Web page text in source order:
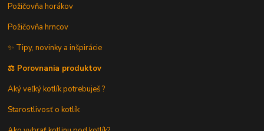
Požičovňa horákov
Požičovňa hrncov
✨ Tipy, novinky a inšpirácie
⚖️ Porovnania produktov
Aký veľký kotlík potrebuješ ?
Starostlivosť o kotlík